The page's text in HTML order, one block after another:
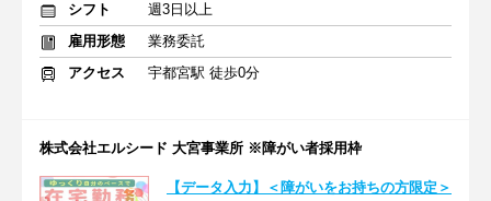
シフト
週3日以上
雇用形態
業務委託
アクセス
宇都宮駅 徒歩0分
株式会社エルシード 大宮事業所 ※障がい者採用枠
【データ入力】＜障がいをお持ちの方限定＞